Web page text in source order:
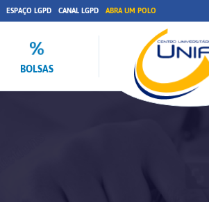
ESPAÇO LGPD CANAL LGPD ABRA UM POLO
BOLSAS